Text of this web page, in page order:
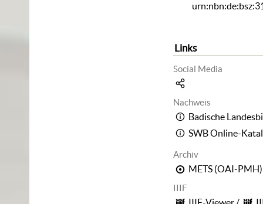
Links
Social Media
Nachweis
Badische
SWB Online-
Archiv
METS (OAI-PMH)
IIIF